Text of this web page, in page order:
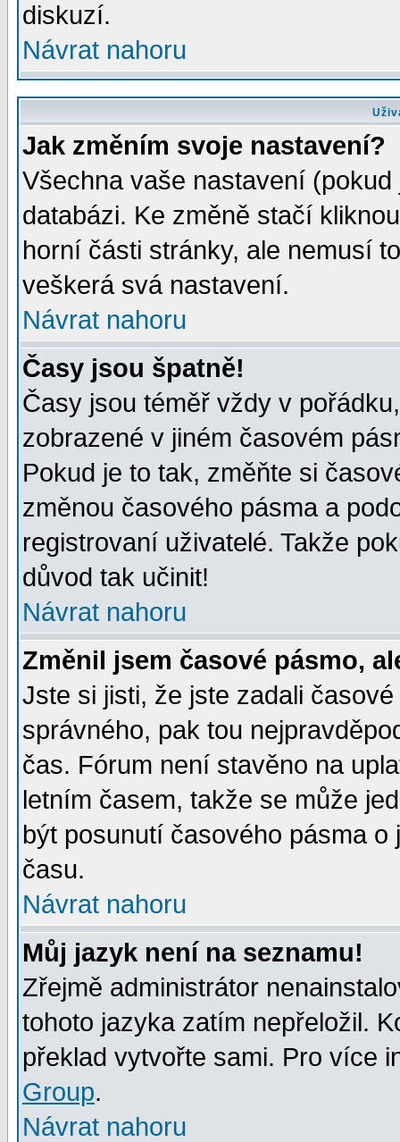
diskuzí.
Návrat nahoru
Jak změním svoje nastavení?
Všechna vaše nastavení
databázi. Ke změně stačí
horní části stránky, ale nemusí
veškerá svá nastavení.
Návrat nahoru
Časy jsou špatně!
Časy jsou téměř vždy v
zobrazené v jiném časovém
Pokud je to tak, změňte si
změnou časového pásma a
registrovaní uživatelé. Takže
důvod tak učinit!
Návrat nahoru
Změnil jsem časové pásmo,
Jste si jisti, že jste zadali
správného, pak tou
čas. Fórum není stavěno na
letním časem, takže se může
být posunutí časového pásma
času.
Návrat nahoru
Můj jazyk není na seznamu!
Zřejmě administrátor
tohoto jazyka zatím nepřeložil.
překlad vytvořte sami. Pro více
Group.
Návrat nahoru